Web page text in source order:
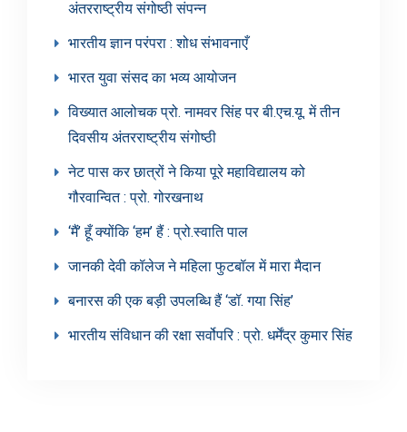
अंतरराष्ट्रीय संगोष्ठी संपन्न
भारतीय ज्ञान परंपरा : शोध संभावनाएँ
भारत युवा संसद का भव्य आयोजन
विख्यात आलोचक प्रो. नामवर सिंह पर बी.एच.यू. में तीन
दिवसीय अंतरराष्ट्रीय संगोष्ठी
नेट पास कर छात्रों ने किया पूरे महाविद्यालय को
गौरवान्वित : प्रो. गोरखनाथ
‘मैं’ हूँ क्योंकि ‘हम’ हैं : प्रो.स्वाति पाल
जानकी देवी कॉलेज ने महिला फुटबॉल में मारा मैदान
बनारस की एक बड़ी उपलब्धि हैं ‘डॉ. गया सिंह’
भारतीय संविधान की रक्षा सर्वोपरि : प्रो. धर्मेंद्र कुमार सिंह